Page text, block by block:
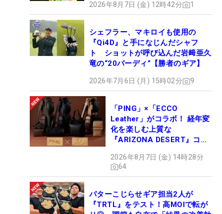
2026年8月7日 (金) 12時42分 1
シェフラー、マキロイも使用の
『Qi4D』と手になじんだシャフ
ト ショットが呼び込んだ岩﨑亜久
竜の“20バーディ”【勝者のギア】
2026年7月6日 (月) 15時02分 9
「PING」×「ECCO
Leather」がコラボ！ 経年変
化を楽しむ上質な
『ARIZONA DESERT』コレ
ュー
2026年8月7日 (金) 14時28分
64
パターこじらせギア担当2人が
『TRTL』をテスト！高MOIで転が